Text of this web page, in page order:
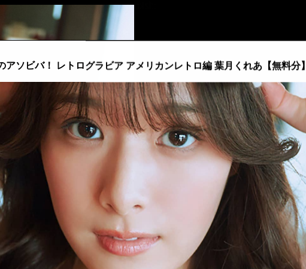
アソビバ！ レトログラビア アメリカンレトロ編 葉月くれあ【無料分】
::fzkqzrz.oi